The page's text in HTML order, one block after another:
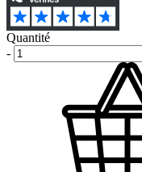
Quantité
-